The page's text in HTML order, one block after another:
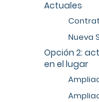
Actuales
Nueva
Opción 2:
en el lugar